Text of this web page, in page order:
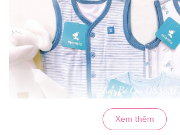
Xem thêm